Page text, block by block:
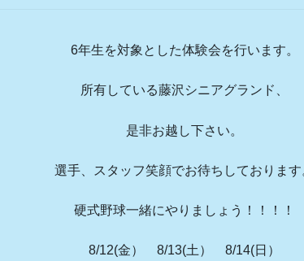
6年生を対象とした体験会を行います。
所有している藤沢シニアグランド、
是非お越し下さい。
選手、スタッフ笑顔でお待ちしております
硬式野球一緒にやりましょう！！！！
8/12(金） 8/13(土） 8/14(日）